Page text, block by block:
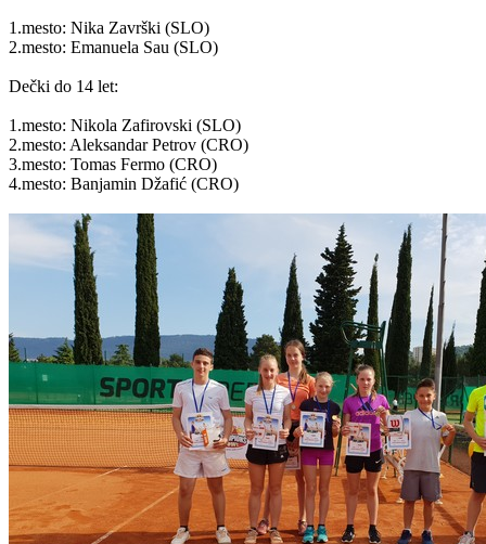
1.mesto: Nika Završki (SLO)
2.mesto: Emanuela Sau (SLO)
Dečki do 14 let:
1.mesto: Nikola Zafirovski (SLO)
2.mesto: Aleksandar Petrov (CRO)
3.mesto: Tomas Fermo (CRO)
4.mesto: Banjamin Džafić (CRO)